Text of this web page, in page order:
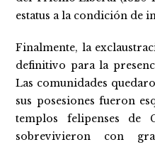
estatus a la condición de
Finalmente, la
definitivo para la
Las comunidades
sus posesiones fueron
templos felipenses de
sobrevivieron con